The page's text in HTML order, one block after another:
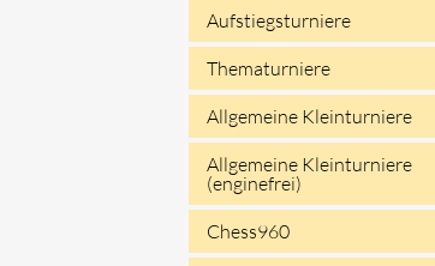
überspringen
Aufstiegsturniere
Thematurniere
Allgemeine Kleinturniere
Allgemeine Kleinturniere
(enginefrei)
Chess960